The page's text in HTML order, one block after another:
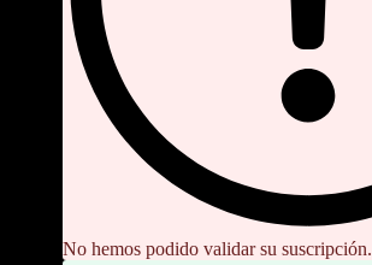
No hemos podido validar su suscripción.